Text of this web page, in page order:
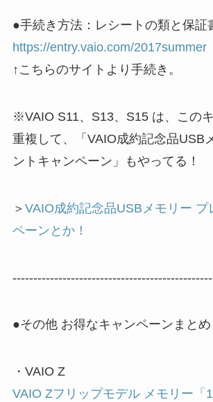
●手続き方法：レシートの類と保証
https://entry.vaio.com/2017summer
↑こちらのサイトより手続き。
※VAIO S11、S13、S15 は、この
重複して、「VAIO成約記念品USB
ントキャンペーン」もやってる！
＞ VAIO成約記念品USBメモリー プ
ペーンとか！
●その他 お得なキャンペーンまとめ
・VAIO Z
VAIO Zフリップモデル メモリー「